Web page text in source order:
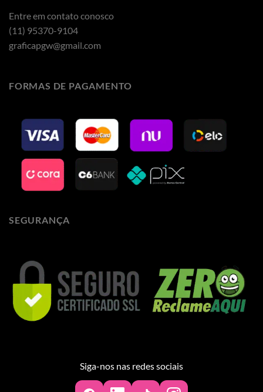
Entre em contato conosco
(11) 95370-9104
graficapgw@gmail.com
FORMAS DE PAGAMENTO
SEGURANÇA
Siga-nos nas redes sociais